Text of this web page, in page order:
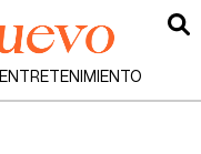
ENTRETENIMIENTO